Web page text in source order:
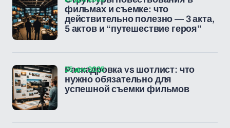
фильмах и съемке: что
действительно полезно — 3 акта,
5 актов и “путешествие героя”
Раскадровка vs шотлист: что
нужно обязательно для
успешной съемки фильмов
25 дек 2025